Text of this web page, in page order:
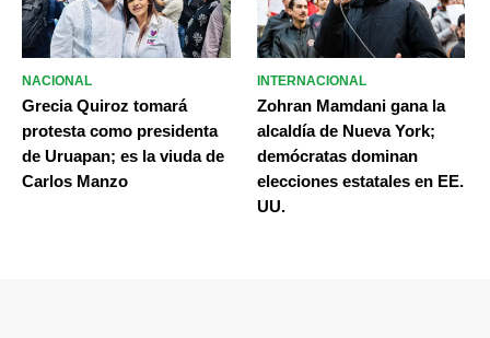
NACIONAL
Grecia Quiroz tomará
protesta como presidenta
de Uruapan; es la viuda de
Carlos Manzo
INTERNACIONAL
Zohran Mamdani gana la
alcaldía de Nueva York;
demócratas dominan
elecciones estatales en EE.
UU.